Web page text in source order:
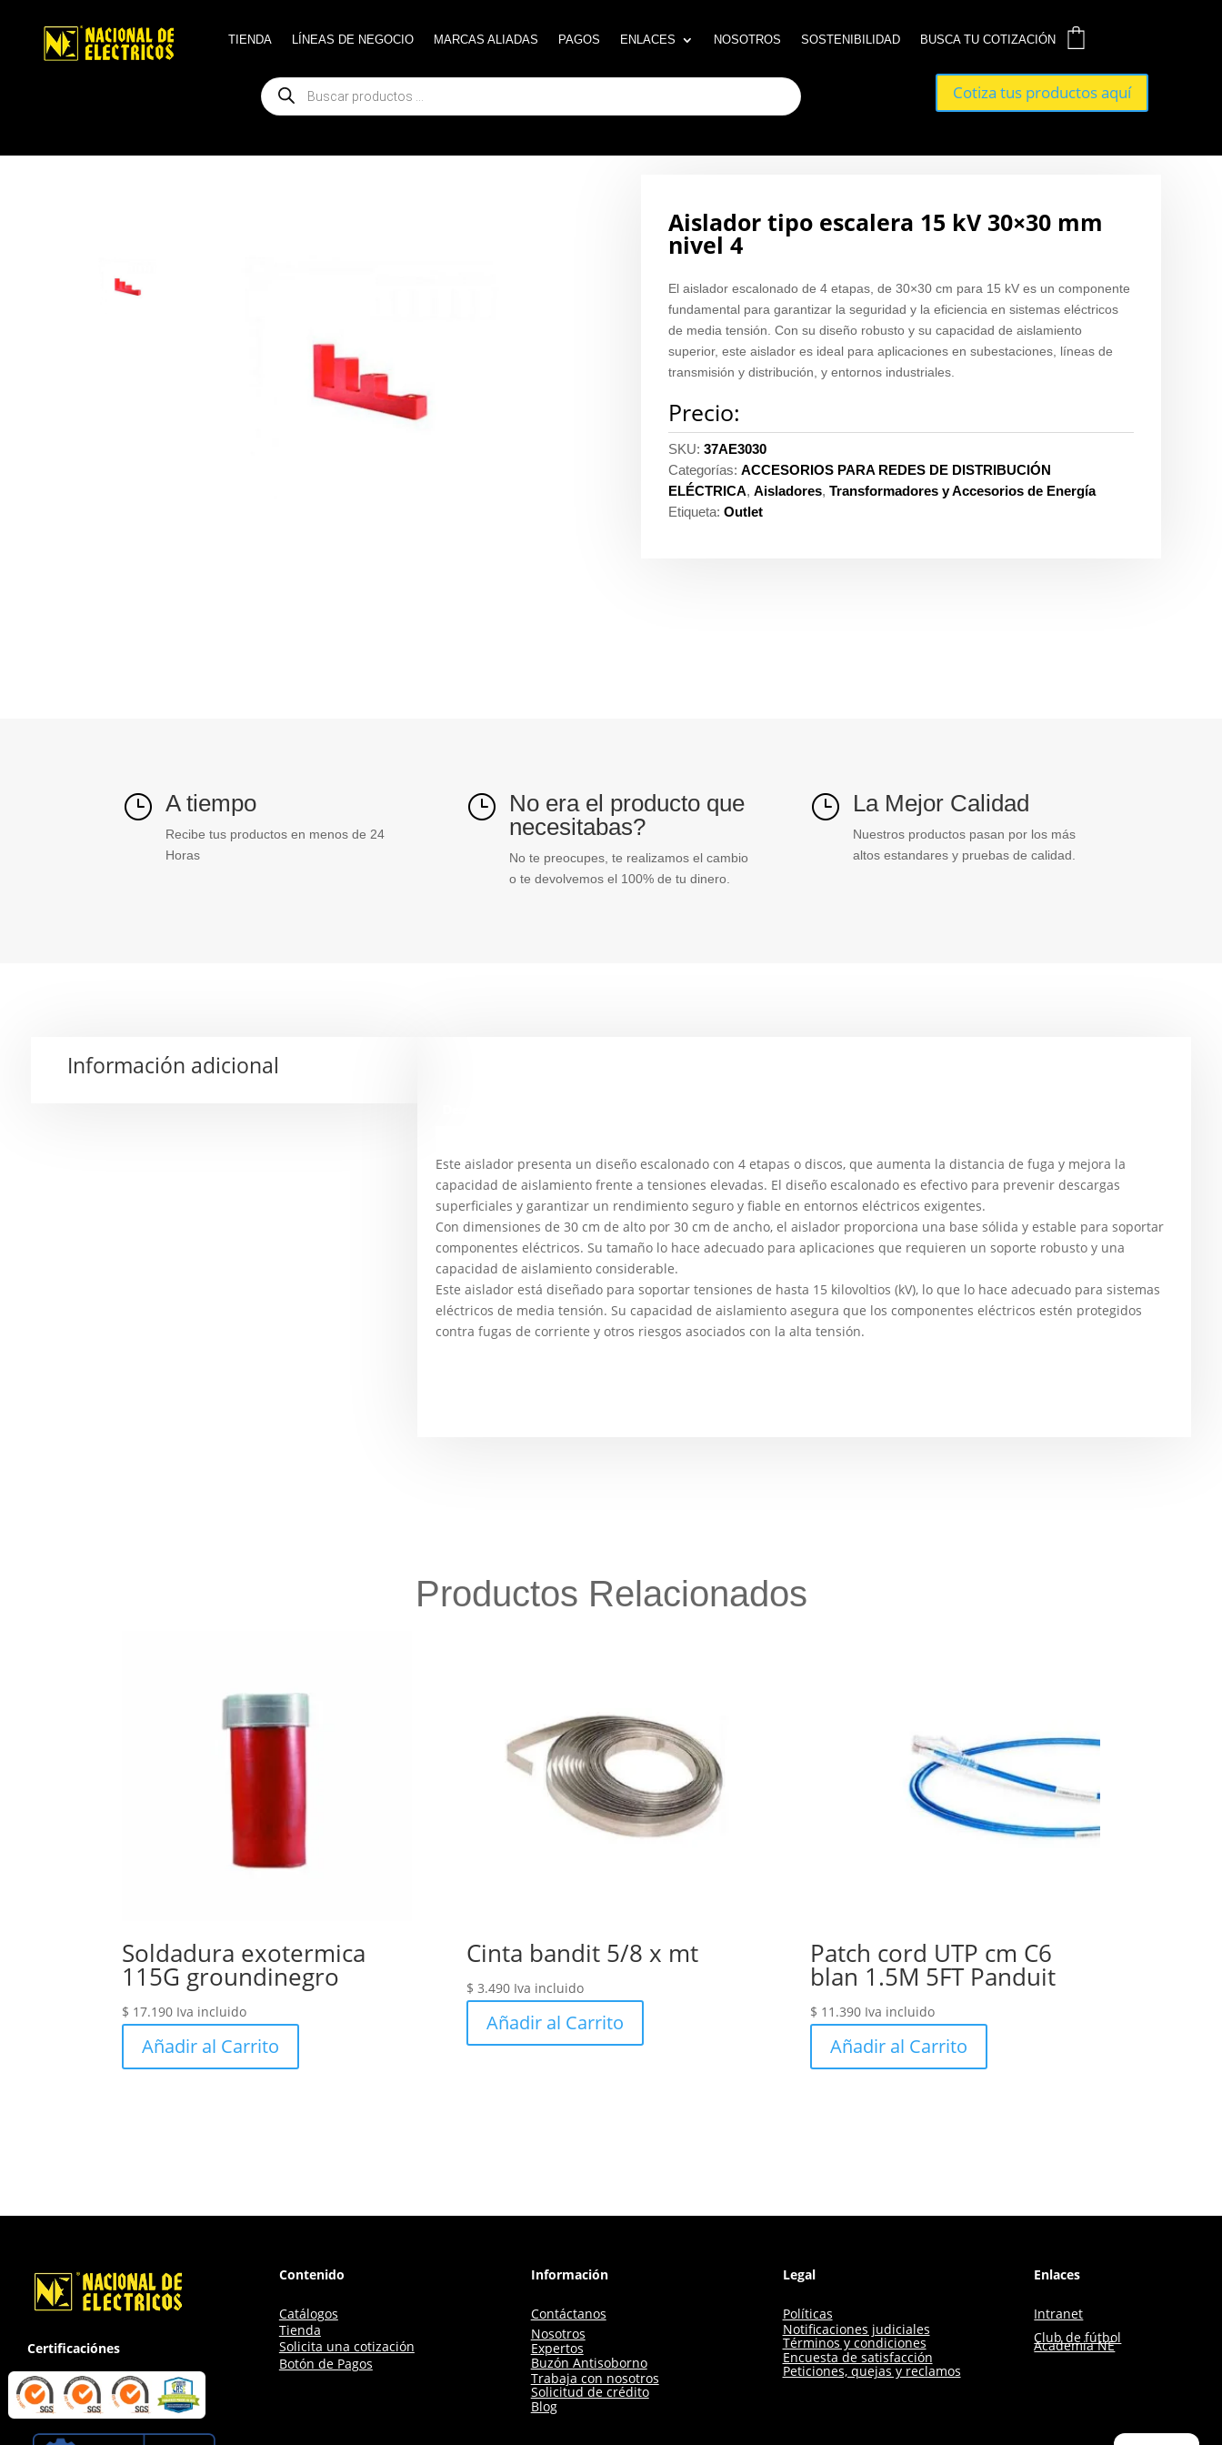
TIENDA LÍNEAS DE NEGOCIO MARCAS ALIADAS PAGOS ENLACES NOSOTROS SOSTENIBILIDAD BUSCA TU COTIZACIÓN
Búsqueda
de
productos
Cotiza tus productos aquí
TIENDA LÍNEAS DE NEGOCIO MARCAS ALIADAS PAGOS ENLACES NOSOTROS SOSTENIBILIDAD BUSCA TU COTIZACIÓN
Búsqueda
de
productos
Cotiza tus productos aquí
Aislador tipo escalera 15 kV 30×30 mm
nivel 4
El aislador escalonado de 4 etapas, de 30×30 cm para 15 kV es un componente
fundamental para garantizar la seguridad y la eficiencia en sistemas eléctricos
de media tensión. Con su diseño robusto y su capacidad de aislamiento
superior, este aislador es ideal para aplicaciones en subestaciones, líneas de
transmisión y distribución, y entornos industriales.
Precio:
SKU:37AE3030
Categorías:ACCESORIOS PARA REDES DE DISTRIBUCIÓN
ELÉCTRICA,Aisladores,Transformadores y Accesorios de Energía
Etiqueta:Outlet
} A tiempo
Recibe tus productos en menos de 24
Horas
} No era el producto que
necesitabas?
No te preocupes, te realizamos el cambio
o te devolvemos el 100% de tu dinero.
} La Mejor Calidad
Nuestros productos pasan por los más
altos estandares y pruebas de calidad.
Información adicional
Este aislador presenta un diseño escalonado con 4 etapas o discos, que aumenta la distancia de fuga y mejora la
capacidad de aislamiento frente a tensiones elevadas. El diseño escalonado es efectivo para prevenir descargas
superficiales y garantizar un rendimiento seguro y fiable en entornos eléctricos exigentes.
Con dimensiones de 30 cm de alto por 30 cm de ancho, el aislador proporciona una base sólida y estable para soportar
componentes eléctricos. Su tamaño lo hace adecuado para aplicaciones que requieren un soporte robusto y una
capacidad de aislamiento considerable.
Este aislador está diseñado para soportar tensiones de hasta 15 kilovoltios (kV), lo que lo hace adecuado para sistemas
eléctricos de media tensión. Su capacidad de aislamiento asegura que los componentes eléctricos estén protegidos
contra fugas de corriente y otros riesgos asociados con la alta tensión.
Productos Relacionados
Soldadura exotermica
115G groundinegro
$ 17.190 Iva incluido
Añadir al Carrito
Cinta bandit 5/8 x mt
$ 3.490 Iva incluido
Añadir al Carrito
Patch cord UTP cm C6
blan 1.5M 5FT Panduit
$ 11.390 Iva incluido
Añadir al Carrito
Certificaciónes
Contenido
Catálogos
Tienda
Solicita una cotización
Botón de Pagos
Información
Contáctanos
Nosotros
Expertos
Buzón Antisoborno
Trabaja con nosotros
Solicitud de crédito
Blog
Legal
Políticas
Notificaciones judiciales
Términos y condiciones
Encuesta de satisfacción
Peticiones, quejas y reclamos
Enlaces
Intranet
Club de fútbol
Academia NE